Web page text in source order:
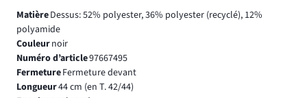
MatièreDessus: 52% polyester, 36% polyester (recyclé), 12%
polyamide
Couleurnoir
Numéro d’article97667495
FermetureFermeture devant
Longueur44 cm (en T. 42/44)